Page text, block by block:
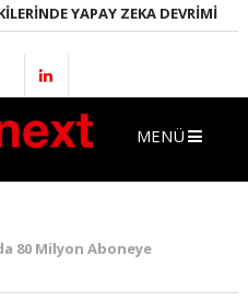
YAPAY ZEKA DEVRIMI
MENÜ
80 Milyon Aboneye